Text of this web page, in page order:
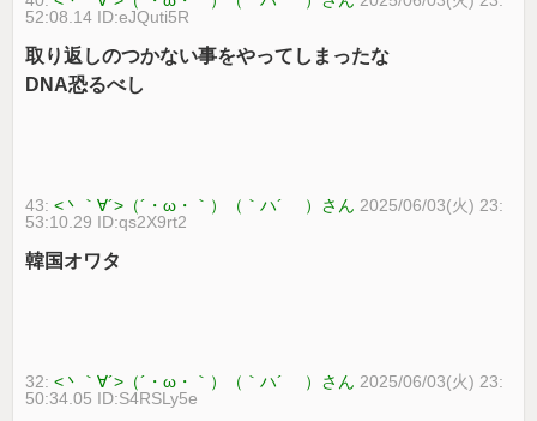
52:08.14 ID:eJQuti5R
取り返しのつかない事をやってしまったな
DNA恐るべし
43:<丶｀∀´>（´・ω・｀）（｀ハ´ ）さん 2025/06/03(火) 23:
53:10.29 ID:qs2X9rt2
韓国オワタ
32:<丶｀∀´>（´・ω・｀）（｀ハ´ ）さん 2025/06/03(火) 23:
50:34.05 ID:S4RSLy5e